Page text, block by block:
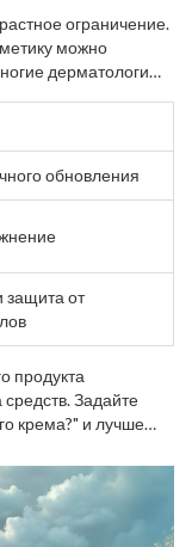
на громкие...
ограничение.
можно
дерматологи
как снижение
обновления
защита от
продукта
Задайте
крема?" и лучше
свою кожу в